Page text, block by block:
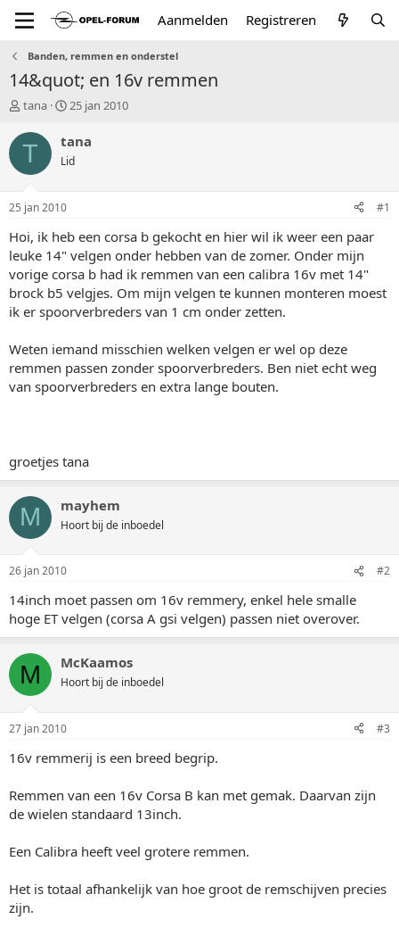
Aanmelden Registreren
Banden, remmen en onderstel
14&quot; en 16v remmen
T
p
t
a
r
e
r
tana
S
a
t
u
25 jan 2010
T tana
Lid
25 jan 2010 #1
Hoi, ik heb een corsa b gekocht en hier wil ik weer een paar
leuke 14" velgen onder hebben van de zomer. Onder mijn
vorige corsa b had ik remmen van een calibra 16v met 14"
brock b5 velgjes. Om mijn velgen te kunnen monteren moest
ik er spoorverbreders van 1 cm onder zetten.
Weten iemand misschien welken velgen er wel op deze
remmen passen zonder spoorverbreders. Ben niet echt weg
van spoorverbreders en extra lange bouten.
groetjes tana
M mayhem
Hoort bij de inboedel
26 jan 2010 #2
14inch moet passen om 16v remmery, enkel hele smalle
hoge ET velgen (corsa A gsi velgen) passen niet overover.
M McKaamos
Hoort bij de inboedel
27 jan 2010 #3
16v remmerij is een breed begrip.
Remmen van een 16v Corsa B kan met gemak. Daarvan zijn
de wielen standaard 13inch.
Een Calibra heeft veel grotere remmen.
Het is totaal afhankelijk van hoe groot de remschijven precies
zijn.